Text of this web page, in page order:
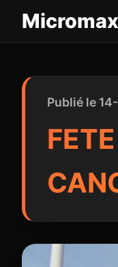
Micromax
Publié le